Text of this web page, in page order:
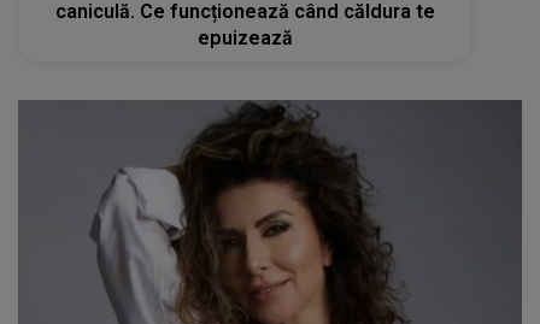
caniculă. Ce funcționează când căldura te
epuizează